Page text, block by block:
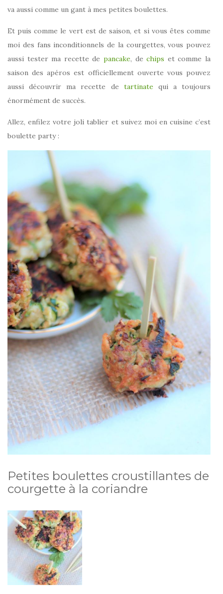
va aussi comme un gant à mes petites boulettes.
Et puis comme le vert est de saison, et si vous êtes comme
moi des fans inconditionnels de la courgettes, vous pouvez
aussi tester ma recette de pancake, dechips et comme la
saison des apéros est officiellement ouverte vous pouvez
aussi découvrir ma recette de tartinate qui a toujours
énormément de succès.
Allez, enfilez votre joli tablier et suivez moi en cuisine c’est
boulette party :
Petites boulettes croustillantes de
courgette à la coriandre